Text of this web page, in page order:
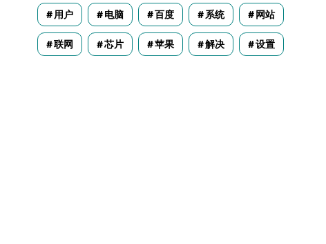
用户 电脑 百度 系统 网站
联网 芯片 苹果 解决 设置